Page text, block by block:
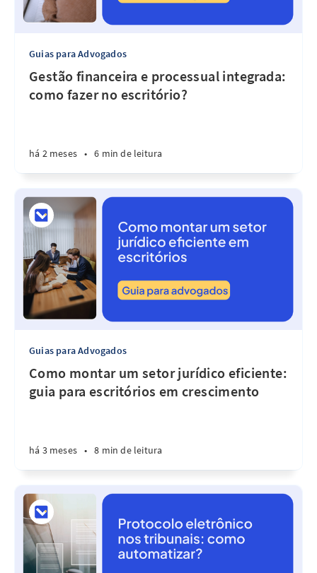
Guias para Advogados
Gestão financeira e processual integrada:
como fazer no escritório?
há 2 meses • 6 min de leitura
Guias para Advogados
Como montar um setor jurídico eficiente:
guia para escritórios em crescimento
há 3 meses • 8 min de leitura